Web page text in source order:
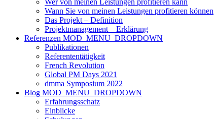
Wer von meinen Leistungen profitieren kann
Wann Sie von meinen Leistungen profitieren können
Das Projekt – Definition
Projektmanagement – Erklärung
Referenzen MOD_MENU_DROPDOWN
Publikationen
Referententätigkeit
French Revolution
Global PM Days 2021
dmma Symposium 2022
Blog MOD_MENU_DROPDOWN
Erfahrungsschatz
Einblicke